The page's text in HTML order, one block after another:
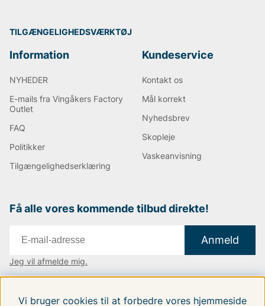
TILGÆNGELIGHEDSVÆRKTØJ
Information
NYHEDER
E-mails fra Vingåkers Factory
Outlet
FAQ
Politikker
Tilgængelighedserklæring
Kundeservice
Kontakt os
Mål korrekt
Nyhedsbrev
Skopleje
Vaskeanvisning
Få alle vores kommende tilbud direkte!
Anmeld
Jeg vil afmelde mig.
Vi bruger cookies til at forbedre vores hjemmeside